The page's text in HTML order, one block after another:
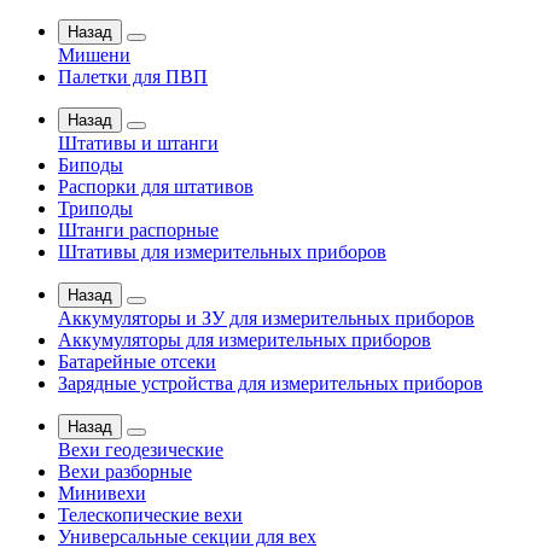
Назад
Мишени
Палетки для ПВП
Назад
Штативы и штанги
Биподы
Распорки для штативов
Триподы
Штанги распорные
Штативы для измерительных приборов
Назад
Аккумуляторы и ЗУ для измерительных приборов
Аккумуляторы для измерительных приборов
Батарейные отсеки
Зарядные устройства для измерительных приборов
Назад
Вехи геодезические
Вехи разборные
Минивехи
Телескопические вехи
Универсальные секции для вех